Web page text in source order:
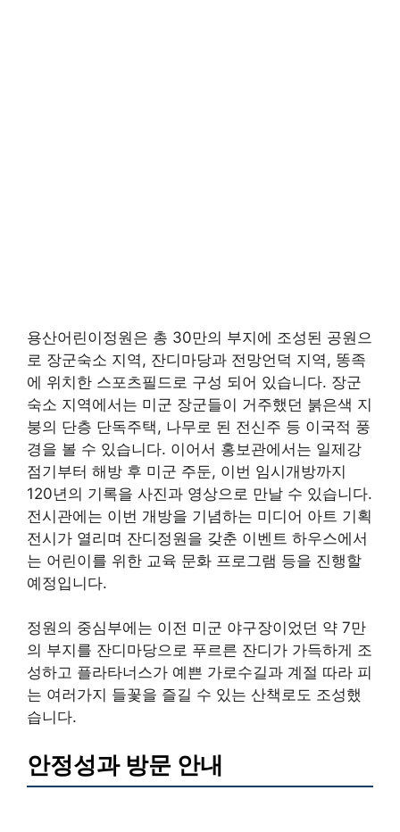
용산어린이정원은 총 30만의 부지에 조성된 공원으
로 장군숙소 지역, 잔디마당과 전망언덕 지역, 똥족
에 위치한 스포츠필드로 구성 되어 있습니다. 장군
숙소 지역에서는 미군 장군들이 거주했던 붉은색 지
붕의 단층 단독주택, 나무로 된 전신주 등 이국적 풍
경을 볼 수 있습니다. 이어서 홍보관에서는 일제강
점기부터 해방 후 미군 주둔, 이번 임시개방까지
120년의 기록을 사진과 영상으로 만날 수 있습니다.
전시관에는 이번 개방을 기념하는 미디어 아트 기획
전시가 열리며 잔디정원을 갖춘 이벤트 하우스에서
는 어린이를 위한 교육 문화 프로그램 등을 진행할
예정입니다.
정원의 중심부에는 이전 미군 야구장이었던 약 7만
의 부지를 잔디마당으로 푸르른 잔디가 가득하게 조
성하고 플라타너스가 예쁜 가로수길과 계절 따라 피
는 여러가지 들꽃을 즐길 수 있는 산책로도 조성했
습니다.
안정성과 방문 안내